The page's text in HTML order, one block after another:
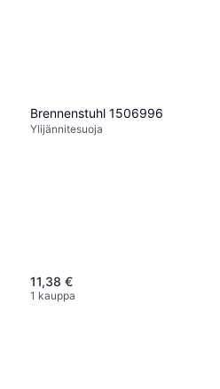
Brennenstuhl 1506996
Ylijännitesuoja
11,38 €
1 kauppa